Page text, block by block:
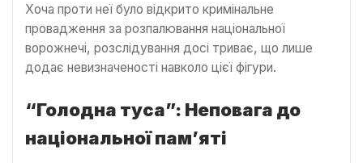
Хоча проти неї було відкрито кримінальне
провадження за розпалювання національної
ворожнечі, розслідування досі триває, що лише
додає невизначеності навколо цієї фігури.
“Голодна туса”: Неповага до
національної пам’яті